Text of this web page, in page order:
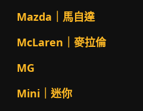
Mazda｜馬自達
McLaren｜麥拉倫
MG
Mini｜迷你